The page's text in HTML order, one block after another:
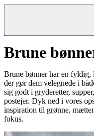
Kantine
Frokostordning
MadkurserMadkurser
& Teambuilding
OpskrifterOpskrifter
Restauranter
Bagerier
DetailDetailDetail
ProjekterProjekter &&
rådgivning
Eventkalender
Købgavekort
Kundeservice
Brune
Brune bønner har en fyldig,
der gør dem velegnede i
sig godt i gryderetter,
postejer. Dyk ned i vores
inspiration til grønne,
fokus.